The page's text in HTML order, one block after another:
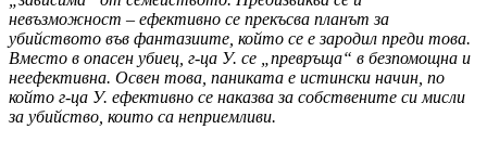
невъзможност – ефективно се прекъсва планът за
убийството във фантазиите, който се е зародил преди това.
Вместо в опасен убиец, г-ца У. се „превръща“ в безпомощна и
неефективна. Освен това, паниката е истински начин, по
който г-ца У. ефективно се наказва за собствените си мисли
за убийство, които са неприемливи.